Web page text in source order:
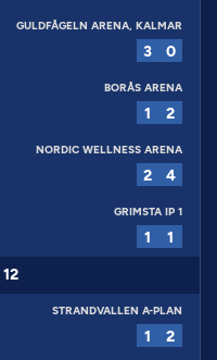
GULDFÅGELN ARENA, KALMAR
3 0
BORÅS ARENA
1 2
NORDIC WELLNESS ARENA
2 4
GRIMSTA IP 1
1 1
12
STRANDVALLEN A-PLAN
1 2